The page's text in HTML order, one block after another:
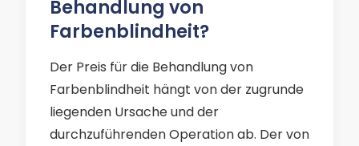
Behandlung von
Farbenblindheit?
Der Preis für die Behandlung von
Farbenblindheit hängt von der zugrunde
liegenden Ursache und der
durchzuführenden Operation ab. Der von